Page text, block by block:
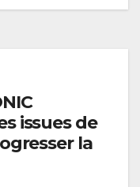
issues de
la